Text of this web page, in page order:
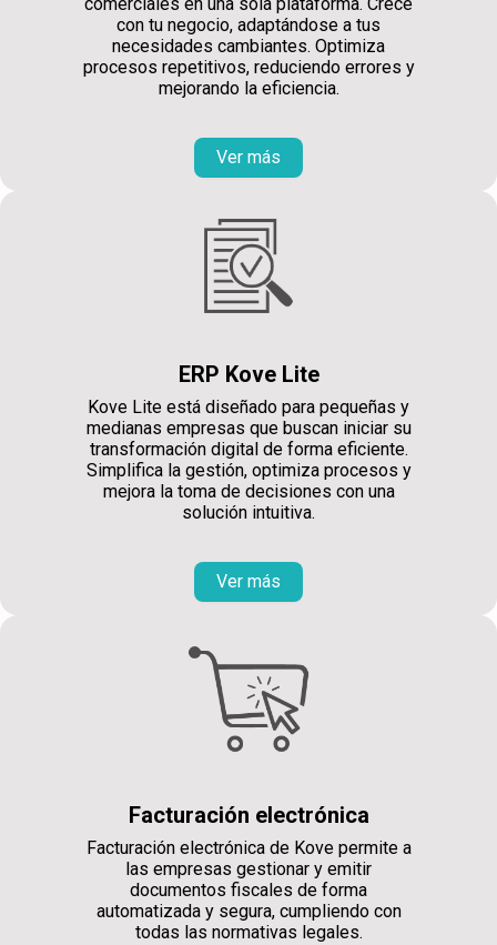
comerciales en una sola plataforma. Crece
con tu negocio, adaptándose a tus
necesidades cambiantes. Optimiza
procesos repetitivos, reduciendo errores y
mejorando la eficiencia.
Ver más
ERP Kove Lite
Kove Lite está diseñado para pequeñas y
medianas empresas que buscan iniciar su
transformación digital de forma eficiente.
Simplifica la gestión, optimiza procesos y
mejora la toma de decisiones con una
solución intuitiva.
Ver más
Facturación electrónica
Facturación electrónica de Kove permite a
las empresas gestionar y emitir
documentos fiscales de forma
automatizada y segura, cumpliendo con
todas las normativas legales.